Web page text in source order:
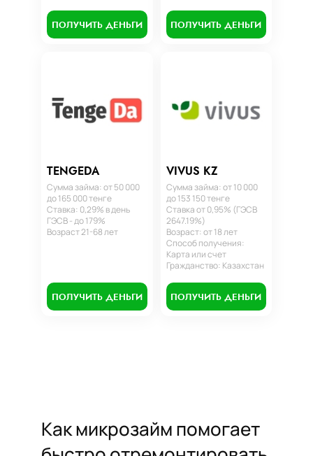
ПОЛУЧИТЬ ДЕНЬГИ ПОЛУЧИТЬ ДЕНЬГИ
TENGEDA
Сумма займа: от 50 000
до 165 000 тенге
Ставка: 0,29% в день
ГЭСВ - до 179%
Возраст 21-68 лет
ПОЛУЧИТЬ ДЕНЬГИ
VIVUS KZ
Сумма займа: от 10 000
до 153 150 тенге
Ставка от 0,95% (ГЭСВ
2647.19%)
Возраст: от 18 лет
Способ получения:
Карта или счет
Гражданство: Казахстан
ПОЛУЧИТЬ ДЕНЬГИ
Как микрозайм помогает